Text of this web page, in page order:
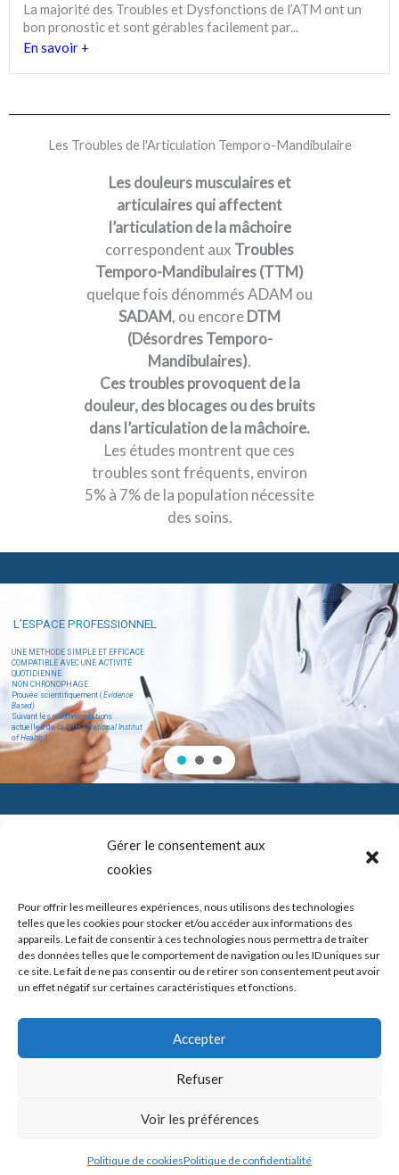
Gérer le consentement aux
cookies
Pour offrir les meilleures expériences, nous utilisons des technologies
telles que les cookies pour stocker et/ou accéder aux informations des
appareils. Le fait de consentir à ces technologies nous permettra de traiter
des données telles que le comportement de navigation ou les ID uniques sur
ce site. Le fait de ne pas consentir ou de retirer son consentement peut avoir
un effet négatif sur certaines caractéristiques et fonctions.
Accepter
Refuser
Voir les préférences
Politique de cookiesPolitique de confidentialité
La majorité des Troubles et Dysfonctions de l’ATM ont un
bon pronostic et sont gérables facilement par...
En savoir +
Les Troubles de l'Articulation Temporo-Mandibulaire
Les douleurs musculaires et
articulaires qui affectent
l’articulation de la mâchoire
correspondent aux Troubles
Temporo-Mandibulaires (TTM)
quelque fois dénommés ADAM ou
SADAM, ou encoreDTM
(Désordres Temporo-
Mandibulaires).
Ces troubles provoquent de la
douleur, des blocages ou des bruits
dans l’articulation de la mâchoire.
Les études montrent que ces
troubles sont fréquents, environ
5% à 7% de la population nécessite
des soins.
L’ESPACE PROFESSIONNEL
UNE METHODE SIMPLE ET EFFICACE
COMPATIBLE AVEC UNE ACTIVITÉ
QUOTIDIENNE
NON CHRONOPHAGE
Prouvée scientifiquement ( Evidence
Based)
Suivant les recommandations
actuelles de la NIH( National Institut
of Health )
SADAM (Syndrome Algo-Dysfonctionnel de l’Appareil
l’articulation temporo-mandibulaire) – Troubles temporo-
mandibulaires. Douleurs de l’ATM – Blocage de la mâchoire –
Bruits – Articulation de la mâchoire. Douleur mâchoire
Copyright © 2026 shortcodeATM Guide Douleurs et/ou blocages
de la mâchoire -
Politique de confidentialité
Mis en place par ATM Guide Douleurs et/ou blocages de la